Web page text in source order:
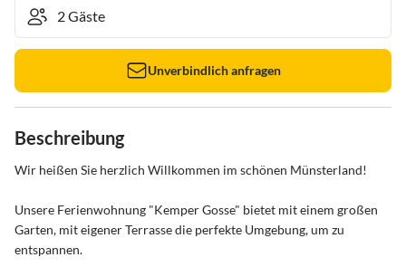
Unverbindlich anfragen
Beschreibung
Wir heißen Sie herzlich Willkommen im schönen Münsterland!
Unsere Ferienwohnung "Kemper Gosse" bietet mit einem großen
Garten, mit eigener Terrasse die perfekte Umgebung, um zu
entspannen.